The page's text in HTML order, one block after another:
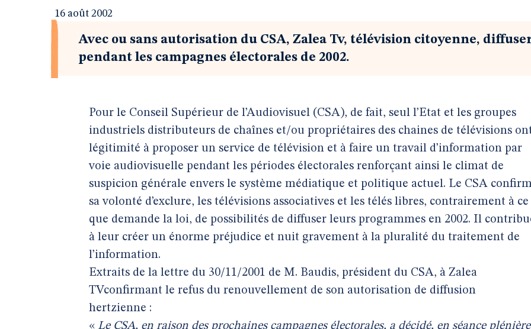
16 août 2002
Avec ou sans autorisation du CSA, Zalea Tv, télévision citoyenne,
pendant les campagnes électorales de 2002.
Pour le Conseil Supérieur de l’Audiovisuel (CSA), de fait, seul l’Etat et les groupes
industriels distributeurs de chaînes et/ou propriétaires des chaines de télévisions
légitimité à proposer un service de télévision et à faire un travail d’information par
voie audiovisuelle pendant les périodes électorales renforçant ainsi le climat de
suspicion générale envers le système médiatique et politique actuel. Le CSA
sa volonté d’exclure, les télévisions associatives et les télés libres, contrairement à ce
que demande la loi, de possibilités de diffuser leurs programmes en 2002. Il
à leur créer un énorme préjudice et nuit gravement à la pluralité du traitement de
l’information.
Extraits de la lettre du 30/11/2001 de M. Baudis, président du CSA, à Zalea
TVconfirmant le refus du renouvellement de son autorisation de diffusion
hertzienne :
« Le CSA, en raison des prochaines campagnes électorales, a décidé, en séance plénière